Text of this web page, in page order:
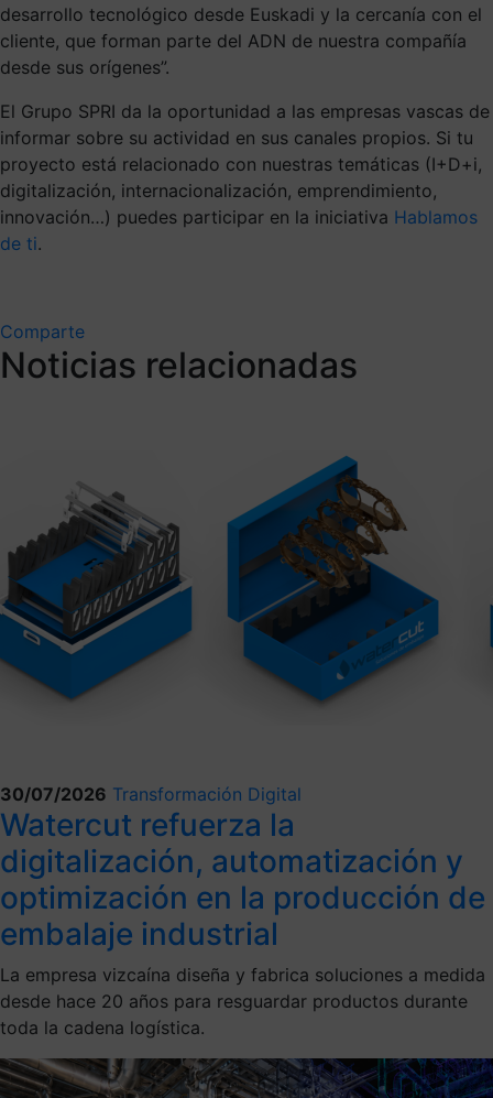
desarrollo tecnológico desde Euskadi y la cercanía con el
cliente, que forman parte del ADN de nuestra compañía
desde sus orígenes”.
El Grupo SPRI da la oportunidad a las empresas vascas de
informar sobre su actividad en sus canales propios. Si tu
proyecto está relacionado con nuestras temáticas (I+D+i,
digitalización, internacionalización, emprendimiento,
innovación…) puedes participar en la iniciativa Hablamos
de ti.
Comparte
Noticias relacionadas
30/07/2026 Transformación Digital
Watercut refuerza la
digitalización, automatización y
optimización en la producción de
embalaje industrial
La empresa vizcaína diseña y fabrica soluciones a medida
desde hace 20 años para resguardar productos durante
toda la cadena logística.